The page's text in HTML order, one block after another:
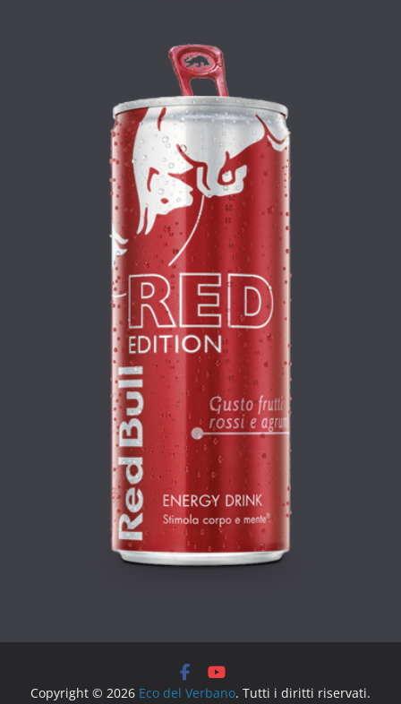
Copyright © 2026 Eco del Verbano. Tutti i diritti riservati.